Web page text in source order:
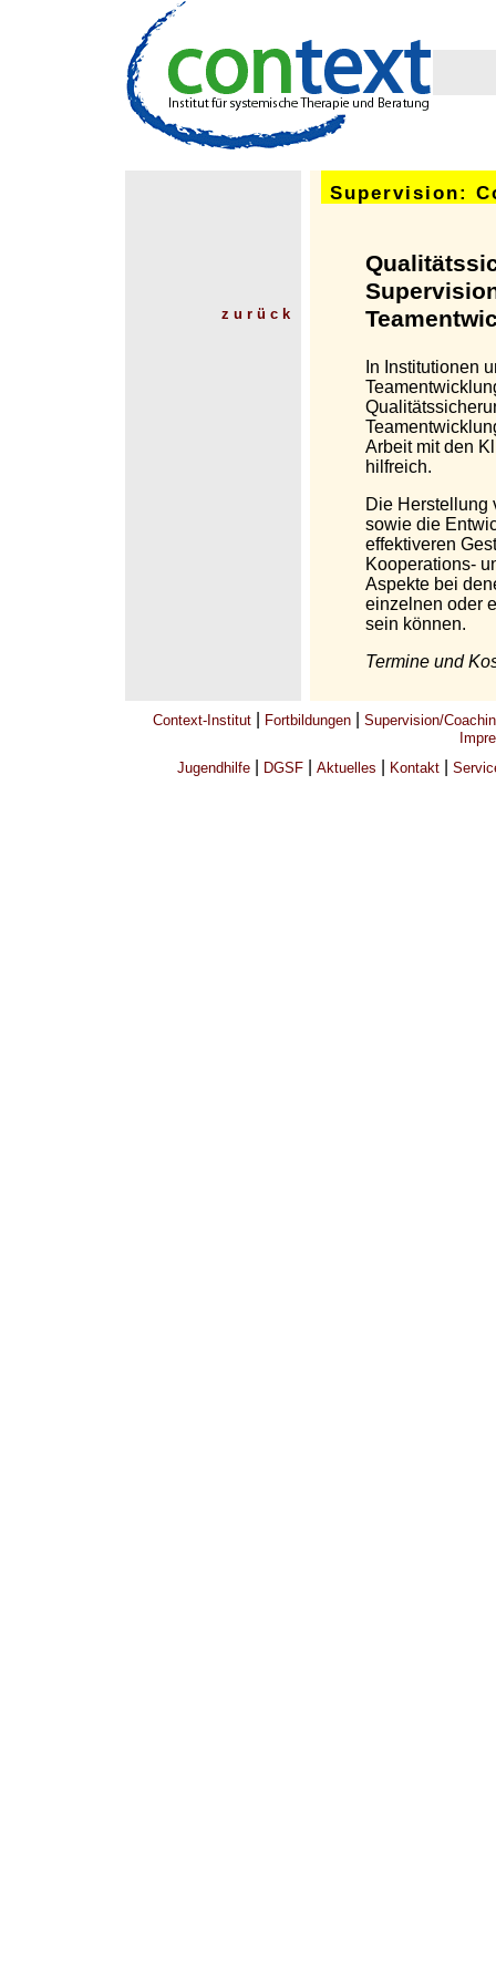
z u r ü c k
Supervision:
In Institutionen
Arbeit mit den
hilfreich.
Die Herstellung
sowie die
effektiveren
Kooperations-
Aspekte bei
einzelnen oder
sein können.
Termine und
Context-Institut Fortbildungen
Supervision/
Jugendhilfe| DGSF| Aktuelles Kontakt|